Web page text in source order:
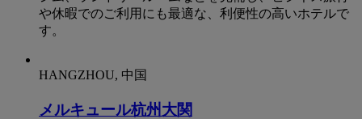
や休暇でのご利用にも最適な、利便性の高いホテルで
す。
HANGZHOU, 中国
メルキュール杭州大関